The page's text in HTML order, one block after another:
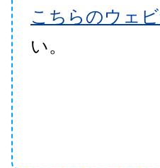
こちらのウェ
い。